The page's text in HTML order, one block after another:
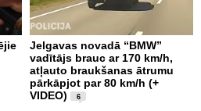
Jelgavas novadā “BMW”
vadītājs brauc ar 170 km/h,
atļauto braukšanas ātrumu
pārkāpjot par 80 km/h (+
VIDEO)
6